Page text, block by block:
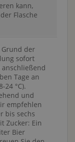
kann,
Flasche
Grund der
sofort
anschließend
Tage an
24 °C).
und
empfehlen
bis sechs
Zucker: Ein
Bier